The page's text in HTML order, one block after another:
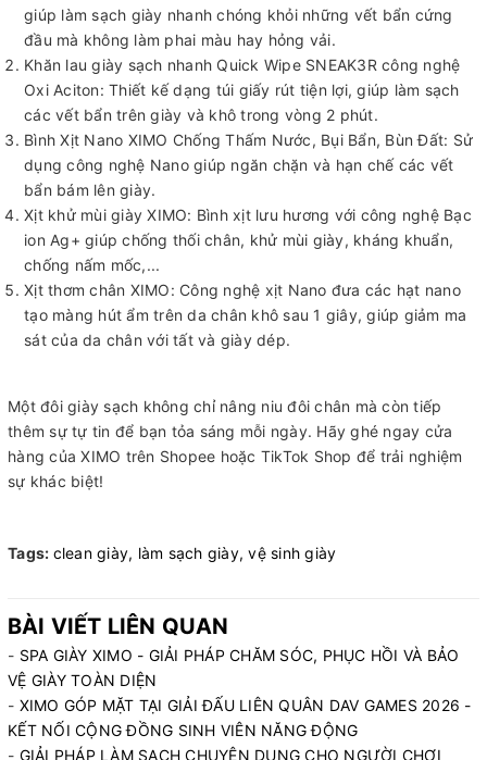
giúp làm sạch giày nhanh chóng khỏi những vết bẩn cứng
đầu mà không làm phai màu hay hỏng vải.
Khăn lau giày sạch nhanh Quick Wipe SNEAK3R công nghệ
Oxi Aciton: Thiết kế dạng túi giấy rút tiện lợi, giúp làm sạch
các vết bẩn trên giày và khô trong vòng 2 phút.
Bình Xịt Nano XIMO Chống Thấm Nước, Bụi Bẩn, Bùn Đất: Sử
dụng công nghệ Nano giúp ngăn chặn và hạn chế các vết
bẩn bám lên giày.
Xịt khử mùi giày XIMO: Bình xịt lưu hương với công nghệ Bạc
ion Ag+ giúp chống thối chân, khử mùi giày, kháng khuẩn,
chống nấm mốc,...
Xịt thơm chân XIMO: Công nghệ xịt Nano đưa các hạt nano
tạo màng hút ẩm trên da chân khô sau 1 giây, giúp giảm ma
sát của da chân với tất và giày dép.
Một đôi giày sạch không chỉ nâng niu đôi chân mà còn tiếp
thêm sự tự tin để bạn tỏa sáng mỗi ngày. Hãy ghé ngay cửa
hàng của XIMO trên Shopee hoặc TikTok Shop để trải nghiệm
sự khác biệt!
Tags: clean giày, làm sạch giày,vệ sinh giày
BÀI VIẾT LIÊN QUAN
- SPA GIÀY XIMO - GIẢI PHÁP CHĂM SÓC, PHỤC HỒI VÀ BẢO
VỆ GIÀY TOÀN DIỆN
- XIMO GÓP MẶT TẠI GIẢI ĐẤU LIÊN QUÂN DAV GAMES 2026 -
KẾT NỐI CỘNG ĐỒNG SINH VIÊN NĂNG ĐỘNG
- GIẢI PHÁP LÀM SẠCH CHUYÊN DỤNG CHO NGƯỜI CHƠI